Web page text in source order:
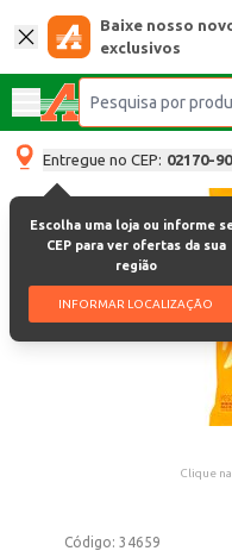
Baixe nosso
exclusivos
Entregue no CEP: 02170-
Escolha uma loja ou informe
CEP para ver ofertas da sua
região
INFORMAR LOCALIZAÇÃO
Clique
Código:34659